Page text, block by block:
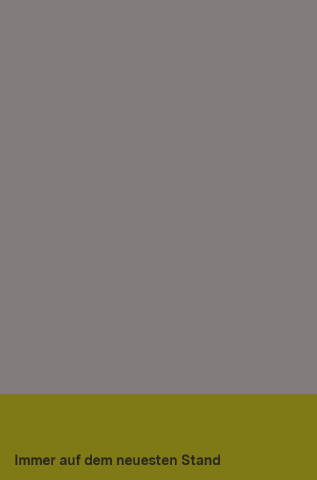
Immer auf dem neuesten Stand